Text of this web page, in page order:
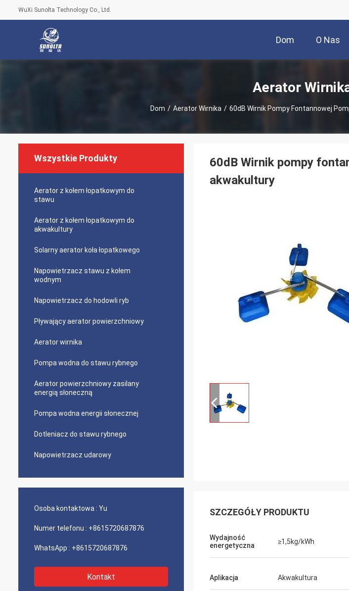
WuXi Sunolta Technology Co., Ltd.
Dom O Nas
Aerator
Dom / Aerator Wirnika / 60dB Wirnik Pompy Fontannowej
Wszystkie Produkty
Aerator z kołem łopatkowym do
stawu
Aerator z kołem łopatkowym do
akwakultury
Solarny aerator koła łopatkowego
Napowietrzacz stawu z kołem
wodnym
Napowietrzacz do hodowli ryb
Pływający aerator powierzchniowy
Aerator wirnika
Pompa wodna do stawu rybnego
Aerator powierzchniowy zasilany
energią słoneczną
Pompa wodna energii słonecznej
Dotleniacz do stawu rybnego
Napowietrzacz udarowy
Osoba kontaktowa : Yu
Numer telefonu : +8615720687876
WhatsApp : +8615720687876
Kontakt
60dB Wirnik pompy
akwakultury
SZCZEGÓŁY PRODUKTU
Wydajność
energetyczna
≥1,5kg/kWh
Aplikacja Akwakultura